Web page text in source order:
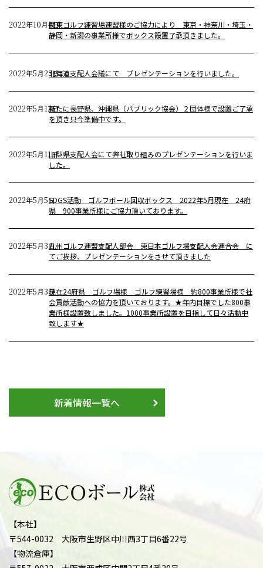
2022年10月4日関東ゴルフ練習場連盟様のご協力により 東京・神奈川・埼玉・
静岡・新潟の事業所様でボックス設置了承頂きました。
2022年5月23日北海道支配人会議にて プレゼンテーションを行いました。
2022年5月12日新たに長野県、沖縄県（パブリック協会）２団体様で設置ご了承
を頂き只今準備中です。
2022年5月11日山梨県支配人会にて弊社取り組みのプレゼンテーションを行いま
した。
2022年5月5日SDGS活動 ゴルフボール回収ボックス 2022年5月現在 24府
県 900事業所様にご協力頂いております。
2022年5月3日九州ゴルフ連盟支配人部会 東日本ゴルフ場支配人会連合会 に
てご挨拶、プレゼンテーションをさせて頂きました
2022年5月3日現在24府県 ゴルフ場様 ゴルフ練習場様 約800事業所様で社
会貢献活動への協力を頂いております。★年内目標でした800事
業所様設置致しました。1000事業所設置を目指して日々活動中
致します★
新着情報一覧へ
【本社】
〒544-0032 大阪市生野区中川西3丁目6番22号
【物流倉庫】